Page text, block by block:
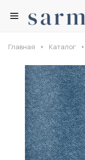
Главная Каталог